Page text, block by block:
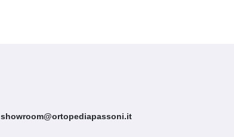
showroom@ortopediapassoni.it